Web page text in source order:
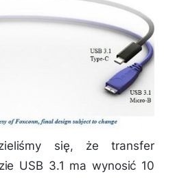
się, że transfer
USB 3.1 ma wynosić 10